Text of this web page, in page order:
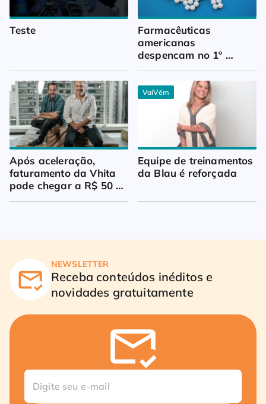
Teste
Farmacêuticas
americanas
despencam no 1º
Após aceleração,
faturamento da Vhita
pode chegar a R$ 50
milhões
VaiVém
Equipe de treinamentos
da Blau é reforçada
NEWSLETTER
Receba conteúdos inéditos e
novidades gratuitamente